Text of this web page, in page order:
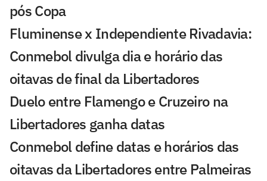
pós Copa
Fluminense x Independiente Rivadavia:
Conmebol divulga dia e horário das
oitavas de final da Libertadores
Duelo entre Flamengo e Cruzeiro na
Libertadores ganha datas
Conmebol define datas e horários das
oitavas da Libertadores entre Palmeiras